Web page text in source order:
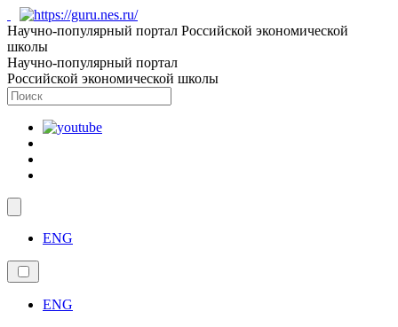
Научно-популярный портал Российской экономической
школы
Научно-популярный портал
Российской экономической школы
ENG
ENG